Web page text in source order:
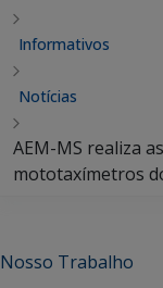
Informativos
Notícias
AEM-MS realiza
mototaxímetros
Nosso Trabalho